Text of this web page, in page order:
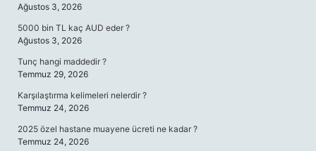
Ağustos 3, 2026
5000 bin TL kaç AUD eder ?
Ağustos 3, 2026
Tunç hangi maddedir ?
Temmuz 29, 2026
Karşılaştırma kelimeleri nelerdir ?
Temmuz 24, 2026
2025 özel hastane muayene ücreti ne kadar ?
Temmuz 24, 2026